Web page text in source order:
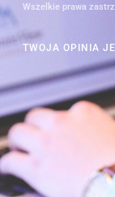
Wszelkie prawa
TWOJA OPINIA